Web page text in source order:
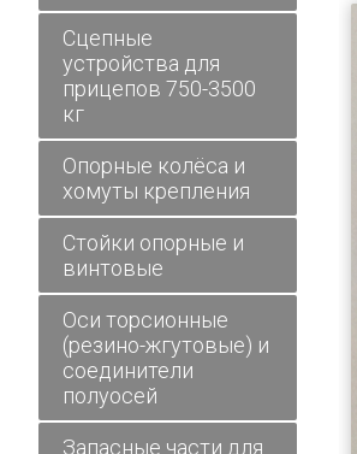
Сцепные
устройства для
прицепов 750-3500
кг
Опорные колёса и
хомуты крепления
Стойки опорные и
винтовые
Оси торсионные
(резино-жгутовые) и
соединители
полуосей
Запасные части для